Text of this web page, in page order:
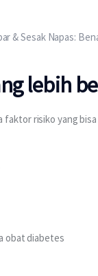
& Sesak Napas:
lebih
faktor risiko yang
obat diabetes